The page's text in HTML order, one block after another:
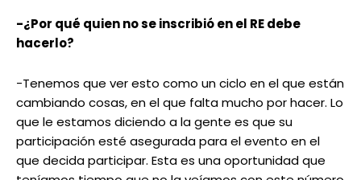
-¿Por qué quien no se inscribió en el RE debe
hacerlo?
-Tenemos que ver esto como un ciclo en el que están
cambiando cosas, en el que falta mucho por hacer. Lo
que le estamos diciendo a la gente es que su
participación esté asegurada para el evento en el
que decida participar. Esta es una oportunidad que